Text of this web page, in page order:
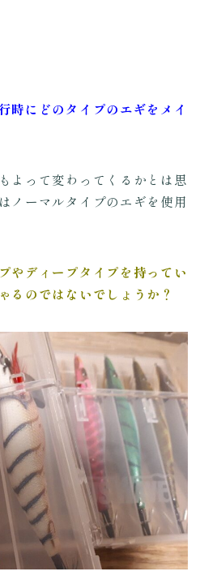
時にどのタイプのエギをメイ
よって変わってくるかとは思
ノーマルタイプのエギを使用
やディープタイプを持ってい
るのではないでしょうか？